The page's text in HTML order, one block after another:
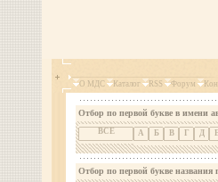
О МДС Каталог RSS Форум
Отбор по первой букве в имени
ВСЕ А Б В Г Д
Отбор по первой букве названия